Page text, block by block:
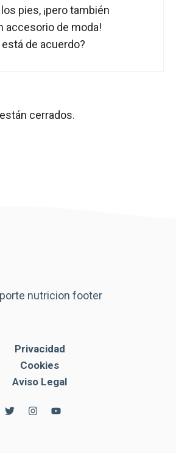
pies, ¡pero también
accesorio de moda!
de acuerdo?
cerrados.
Privacidad
Cookies
Aviso Legal